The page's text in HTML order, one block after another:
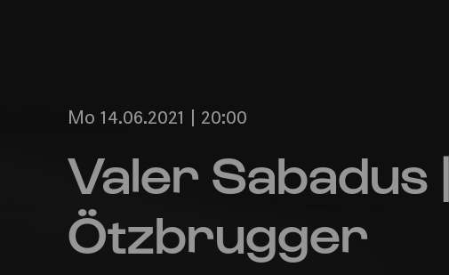
Mo 14.06.2021 | 20:00
Valer Sabadus
Ötzbrugger